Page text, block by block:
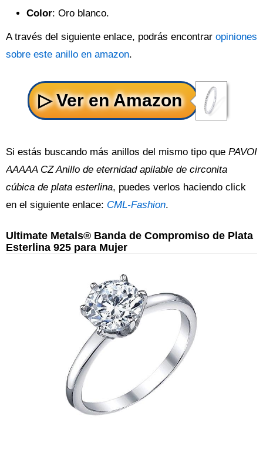
Color: Oro blanco.
A través del siguiente enlace, podrás encontrar opiniones
sobre este anillo en amazon.
Si estás buscando más anillos del mismo tipo que PAVOI
AAAAA CZ Anillo de eternidad apilable de circonita
cúbica de plata esterlina, puedes verlos haciendo click
en el siguiente enlace: CML-Fashion.
Ultimate Metals® Banda de Compromiso de Plata
Esterlina 925 para Mujer